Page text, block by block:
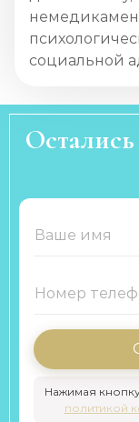
социальной
Нажимая кнопку
политикой